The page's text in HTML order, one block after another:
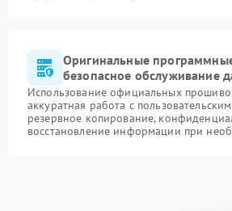
Оригинальные
безопасное обслуживание
Использование официальных
аккуратная работа с
резервное копирование,
восстановление информации при